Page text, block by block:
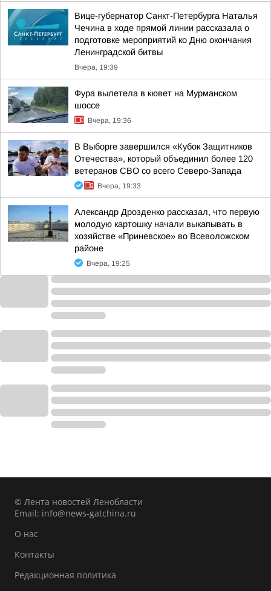
Вице-губернатор Санкт-Петербурга Наталья
Чечина в ходе прямой линии рассказала о
подготовке мероприятий ко Дню окончания
Ленинградской битвы
Вчера, 19:39
Фура вылетела в кювет на Мурманском
шоссе
Вчера, 19:36
В Выборге завершился «Кубок Защитников
Отечества», который объединил более 120
ветеранов СВО со всего Северо-Запада
Вчера, 19:33
Александр Дрозденко рассказал, что первую
молодую картошку начали выкапывать в
хозяйстве «Приневское» во Всеволожском
районе
Вчера, 19:25
© Лента новостей Ленобласти
Email: info@news-gatchina.ru
О нас
Контакты
Редакционная политика